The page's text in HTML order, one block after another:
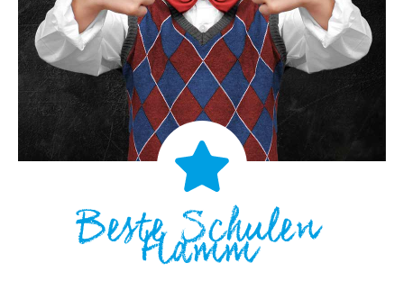
Beste Schulen
Hamm